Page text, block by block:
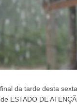
da tarde desta
ESTADO DE